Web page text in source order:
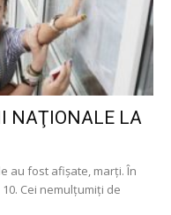
NAŢIONALE LA
au fost afişate, marţi. În
Cei nemulţumiţi de